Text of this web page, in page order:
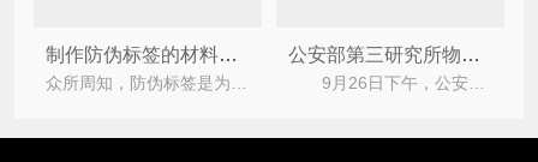
制作防伪标签的材料有哪些？ 公安部第三研究所物联网中心赵锐博士莅临我司调研指导工作